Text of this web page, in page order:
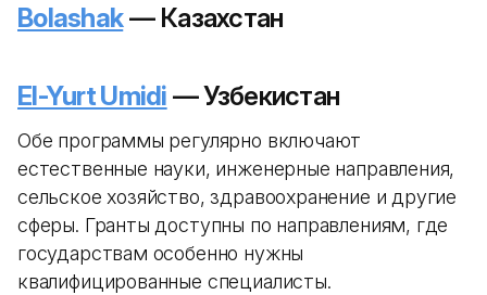
Bolashak— Казахстан
El-Yurt Umidi — Узбекистан
Обе программы регулярно включают
естественные науки, инженерные направления,
сельское хозяйство, здравоохранение и другие
сферы. Гранты доступны по направлениям, где
государствам особенно нужны
квалифицированные специалисты.